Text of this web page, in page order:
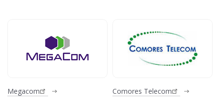
Megacom Comores Telecom